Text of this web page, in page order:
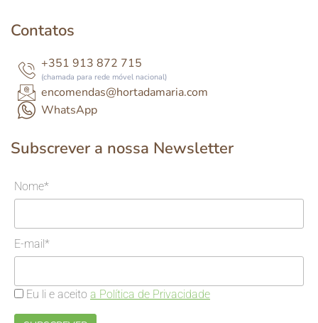
Contatos
+351 913 872 715
(chamada para rede móvel nacional)
encomendas@hortadamaria.com
WhatsApp
Subscrever a nossa Newsletter
Nome*
E-mail*
Eu li e aceito a Política de Privacidade